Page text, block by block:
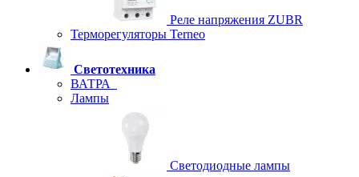
Реле напряжения ZUBR
Терморегуляторы Terneo
Светотехника
ВАТРА
Лампы
Светодиодные лампы